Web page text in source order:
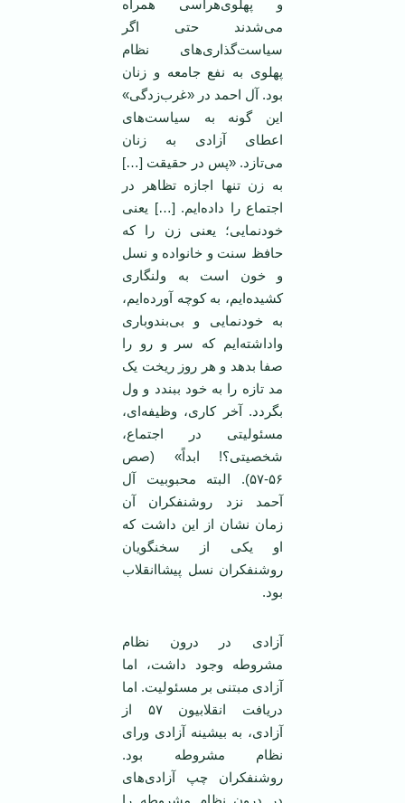
و پهلوی‌هراسی همراه
می‌شدند حتی اگر
سیاست‌گذاری‌های نظام
پهلوی به نفع جامعه و زنان
بود. آل احمد در «غرب‌زدگی»
این گونه به سیاست‌های
اعطای آزادی به زنان
می‌تازد. «پس در حقیقت […]
به زن تنها اجازه تظاهر در
اجتماع را داده‌ایم. […] یعنی
خودنمایی؛ یعنی زن را که
حافظ سنت و خانواده و نسل
و خون است به ولنگاری
کشیده‌ایم، به کوچه آورده‌ایم،
به خودنمایی و بی‌بندوباری
واداشته‌ایم که سر و رو را
صفا بدهد و هر روز ریخت یک
مد تازه را به خود ببندد و ول
بگردد. آخر کاری، وظیفه‌ای،
مسئولیتی در اجتماع،
شخصیتی؟! ابداً» (صص
۵۶-۵۷). البته محبوبیت آل
آحمد نزد روشنفکران آن
زمان نشان از این داشت که
او یکی از سخنگویان
روشنفکران نسل پیشاانقلاب
بود.
آزادی در درون نظام
مشروطه وجود داشت، اما
آزادی مبتنی بر مسئولیت. اما
دریافت انقلابیون ۵۷ از
آزادی، به بیشینه آزادی ورای
نظام مشروطه بود.
روشنفکران چپ آزادی‌های
در درون نظام مشروطه را